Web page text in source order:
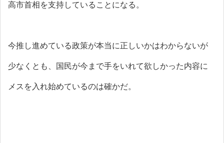
高市首相を支持していることになる。
今推し進めている政策が本当に正しいかはわからないが
少なくとも、国民が今まで手をいれて欲しかった内容に
メスを入れ始めているのは確かだ。